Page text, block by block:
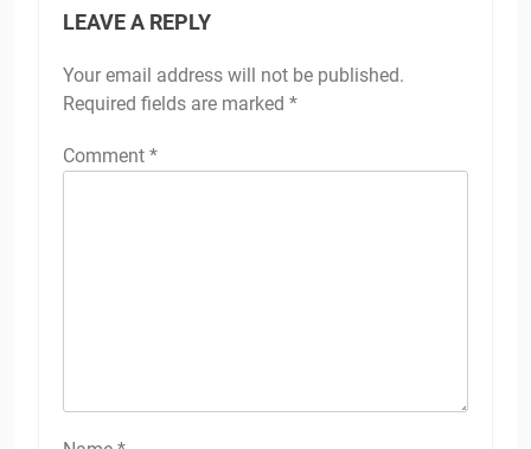
LEAVE A REPLY
Your email address will not be published.
Required fields are marked *
Comment *